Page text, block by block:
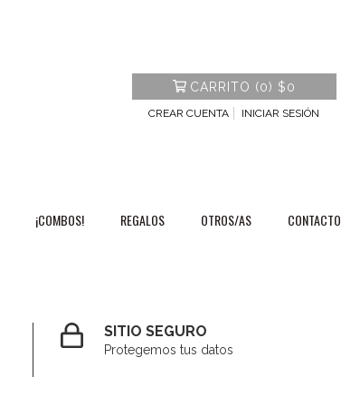
CARRITO (0) $0
CREAR CUENTA INICIAR SESIÓN
¡COMBOS! REGALOS OTROS/AS CONTACTO
SITIO SEGURO
Protegemos tus datos